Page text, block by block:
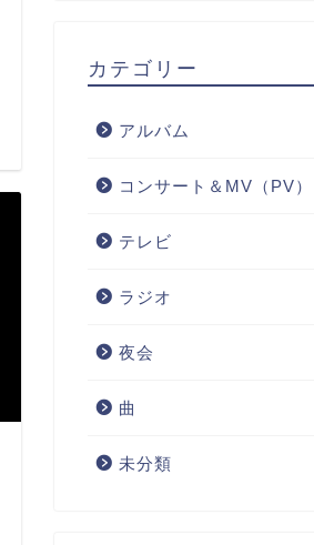
カテゴリー
アルバム
コンサート＆MV（PV）
テレビ
ラジオ
夜会
曲
未分類